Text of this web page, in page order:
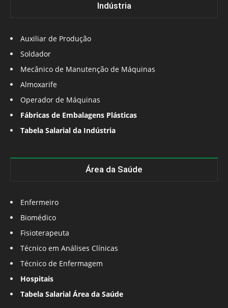
Indústria
Auxiliar de Produção
Soldador
Mecânico de Manutenção de Máquinas
Almoxarife
Operador de Máquinas
Fábricas de Embalagens Plásticas
Tabela Salarial da Indústria
Área da Saúde
Enfermeiro
Biomédico
Fisioterapeuta
Técnico em Análises Clínicas
Técnico de Enfermagem
Hospitais
Tabela Salarial Área da Saúde